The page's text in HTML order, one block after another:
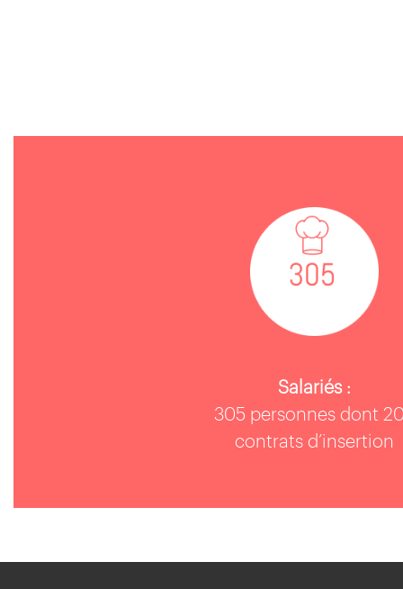
Salariés :
305 personnes dont
contrats d’insertion